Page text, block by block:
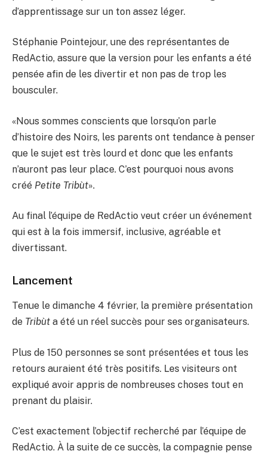
d’apprentissage sur un ton assez léger.
Stéphanie Pointejour, une des représentantes de
RedActio, assure que la version pour les enfants a été
pensée afin de les divertir et non pas de trop les
bousculer.
«Nous sommes conscients que lorsqu’on parle
d’histoire des Noirs, les parents ont tendance à penser
que le sujet est très lourd et donc que les enfants
n’auront pas leur place. C’est pourquoi nous avons
créé Petite Tribùt».
Au final l’équipe de RedActio veut créer un événement
qui est à la fois immersif, inclusive, agréable et
divertissant.
Lancement
Tenue le dimanche 4 février, la première présentation
de Tribùt a été un réel succès pour ses organisateurs.
Plus de 150 personnes se sont présentées et tous les
retours auraient été très positifs. Les visiteurs ont
expliqué avoir appris de nombreuses choses tout en
prenant du plaisir.
C’est exactement l’objectif recherché par l’équipe de
RedActio. À la suite de ce succès, la compagnie pense